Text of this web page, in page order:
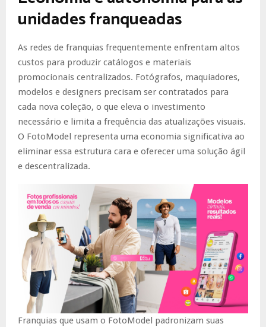
unidades franqueadas
As redes de franquias frequentemente enfrentam altos
custos para produzir catálogos e materiais
promocionais centralizados. Fotógrafos, maquiadores,
modelos e designers precisam ser contratados para
cada nova coleção, o que eleva o investimento
necessário e limita a frequência das atualizações visuais.
O FotoModel representa uma economia significativa ao
eliminar essa estrutura cara e oferecer uma solução ágil
e descentralizada.
Franquias que usam o FotoModel padronizam suas